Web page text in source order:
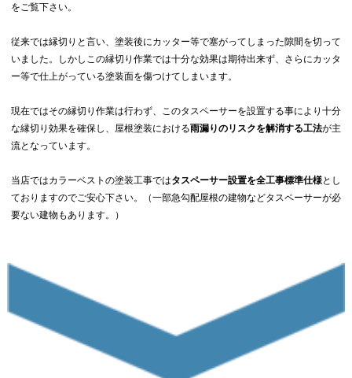
をご覧下さい。
従来では縁切りと言い、塗装後にカッター等で塞がってしまった隙間を切って
いました。しかしこの縁切り作業では十分な効果は期待出来ず、さらにカッタ
ー等で仕上がっている塗装面を傷つけてしまいます。
現在ではその縁切り作業は行わず、このタスペーサーを設置する事により十分
な縁切り効果を確保し、屋根塗装における雨漏りのリスクを解消する工法が主
流となっています。
当店ではカラーベストの塗装工事ではタスペーサー設置を全工事標準仕様とし
ておりますのでご安心下さい。（一部急勾配屋根の建物などタスペーサーが必
要ない建物もあります。）